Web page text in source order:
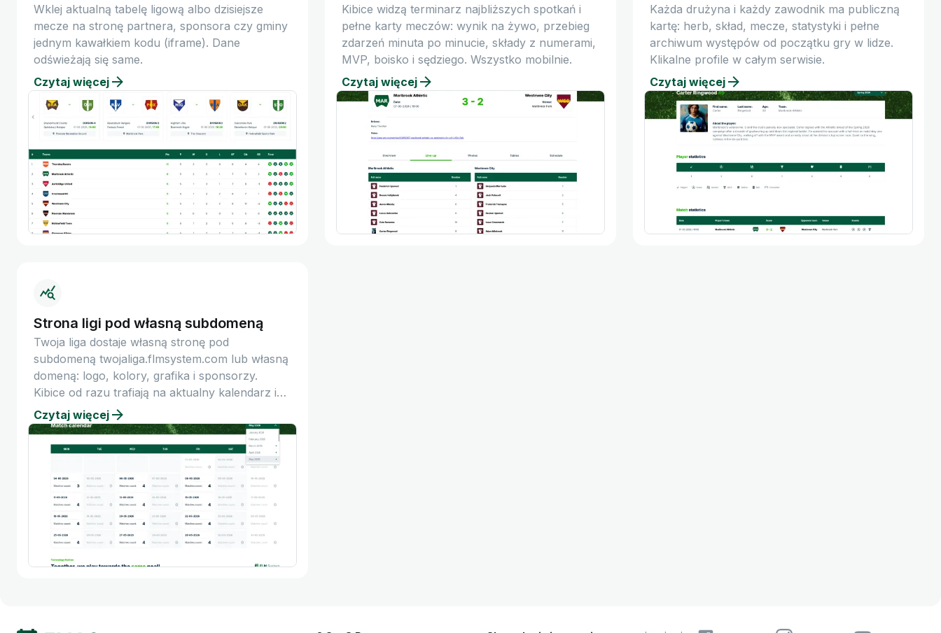
Wklej aktualną tabelę ligową albo dzisiejsze
mecze na stronę partnera, sponsora czy gminy
jednym kawałkiem kodu (iframe). Dane
odświeżają się same.
Czytaj więcej
Kibice widzą terminarz najbliższych spotkań i
pełne karty meczów: wynik na żywo, przebieg
zdarzeń minuta po minucie, składy z numerami,
MVP, boisko i sędziego. Wszystko mobilnie.
Czytaj więcej
Każda drużyna i każdy zawodnik ma publiczną
kartę: herb, skład, mecze, statystyki i pełne
archiwum występów od początku gry w lidze.
Klikalne profile w całym serwisie.
Czytaj więcej
Strona ligi pod własną subdomeną
Twoja liga dostaje własną stronę pod
subdomeną twojaliga.flmsystem.com lub własną
domeną: logo, kolory, grafika i sponsorzy.
Kibice od razu trafiają na aktualny kalendarz i
tabelę.
Czytaj więcej